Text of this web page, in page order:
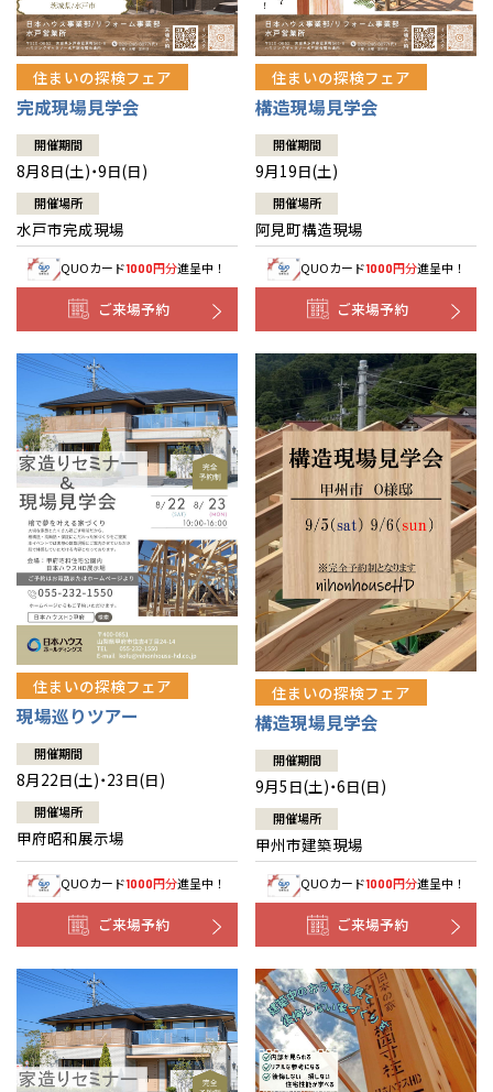
住まいの探検フェア
完成現場見学会
開催期間
8月8日(土)・9日(日)
開催場所
水戸市完成現場
QUOカード1000円分進呈中！
ご来場予約
住まいの探検フェア
構造現場見学会
開催期間
9月19日(土)
開催場所
阿見町構造現場
QUOカード1000円分進呈中！
ご来場予約
住まいの探検フェア
現場巡りツアー
開催期間
8月22日(土)・23日(日)
開催場所
甲府昭和展示場
QUOカード1000円分進呈中！
ご来場予約
住まいの探検フェア
構造現場見学会
開催期間
9月5日(土)・6日(日)
開催場所
甲州市建築現場
QUOカード1000円分進呈中！
ご来場予約